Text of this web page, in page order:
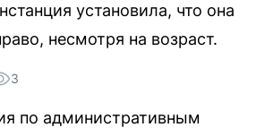
установила, что она
несмотря на возраст.
3
по административным